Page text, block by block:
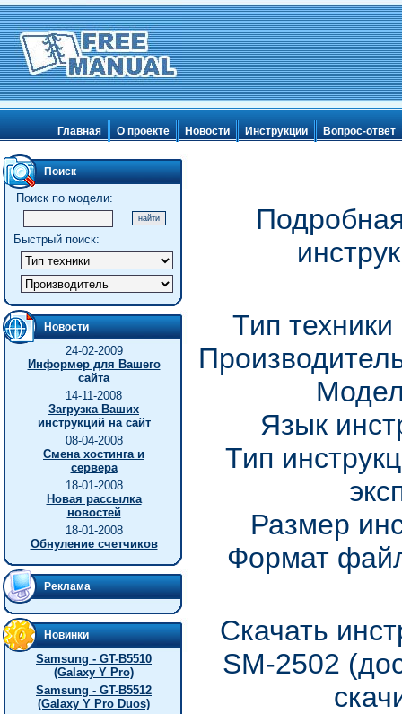
Главная О проекте Новости Инструкции Вопрос-ответ
Поиск
Поиск по модели:
Быстрый поиск:
Новости
24-02-2009
Информер для Вашего
сайта
14-11-2008
Загрузка Ваших
инструкций на сайт
08-04-2008
Смена хостинга и
сервера
18-01-2008
Новая рассылка
новостей
18-01-2008
Обнуление счетчиков
Реклама
Новинки
Samsung - GT-B5510
(Galaxy Y Pro)
Samsung - GT-B5512
(Galaxy Y Pro Duos)
Тип
Язык
Тип
Размер
Формат
Скачать
SM-2502